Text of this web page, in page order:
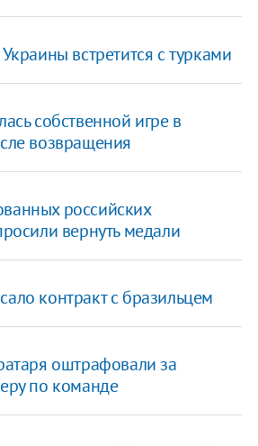
встретится с турками
собственной игре в
возвращения
российских
вернуть медали
контракт с бразильцем
оштрафовали за
по команде